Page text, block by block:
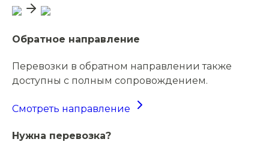
Обратное направление
Перевозки в обратном направлении также
доступны с полным сопровождением.
Смотреть направление
Нужна перевозка?